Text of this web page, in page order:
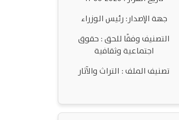
جهة الإصدار: رئيس الوزراء
التصنيف وفقًا للحق : حقوق
اجتماعية وثقافية
تصنيف الملف : التراث والآثار